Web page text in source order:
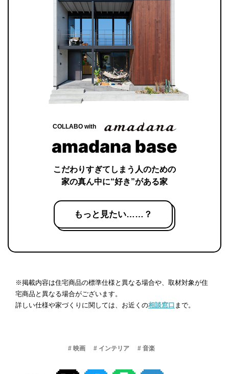
COLLABO with
amadana base
こだわりすぎてしまう人のための
家の真ん中に“好き”がある家
もっと見たい……？
※掲載内容は住宅商品の標準仕様と異なる場合や、取材対象が住
宅商品と異なる場合がございます。
詳しい仕様や家づくりに関しては、お近くの相談窓口 まで。
# 映画 # インテリア # 音楽